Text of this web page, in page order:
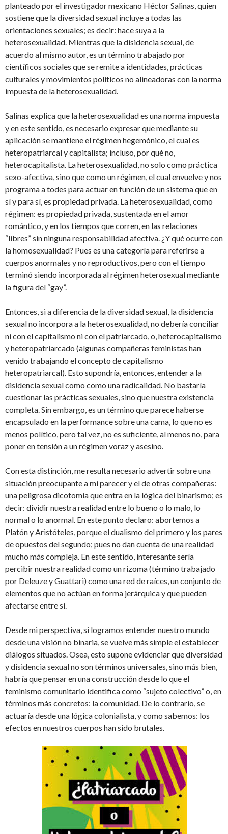
planteado por el investigador mexicano Héctor Salinas, quien
sostiene que la diversidad sexual incluye a todas las
orientaciones sexuales; es decir: hace suya a la
heterosexualidad. Mientras que la disidencia sexual, de
acuerdo al mismo autor, es un término trabajado por
científicos sociales que se remite a identidades, prácticas
culturales y movimientos políticos no alineadoras con la norma
impuesta de la heterosexualidad.
Salinas explica que la heterosexualidad es una norma impuesta
y en este sentido, es necesario expresar que mediante su
aplicación se mantiene el régimen hegemónico, el cual es
heteropatriarcal y capitalista; incluso, por qué no,
heterocapitalista. La heterosexualidad, no solo como práctica
sexo-afectiva, sino que como un régimen, el cual envuelve y nos
programa a todes para actuar en función de un sistema que en
sí y para sí, es propiedad privada. La heterosexualidad, como
régimen: es propiedad privada, sustentada en el amor
romántico, y en los tiempos que corren, en las relaciones
“libres” sin ninguna responsabilidad afectiva. ¿Y qué ocurre con
la homosexualidad? Pues es una categoría para referirse a
cuerpos anormales y no reproductivos, pero con el tiempo
terminó siendo incorporada al régimen heterosexual mediante
la figura del “gay”.
Entonces, si a diferencia de la diversidad sexual, la disidencia
sexual no incorpora a la heterosexualidad, no debería conciliar
ni con el capitalismo ni con el patriarcado, o, heterocapitalismo
y heteropatriarcado (algunas compañeras feministas han
venido trabajando el concepto de capitalismo
heteropatriarcal). Esto supondría, entonces, entender a la
disidencia sexual como como una radicalidad. No bastaría
cuestionar las prácticas sexuales, sino que nuestra existencia
completa. Sin embargo, es un término que parece haberse
encapsulado en la performance sobre una cama, lo que no es
menos político, pero tal vez, no es suficiente, al menos no, para
poner en tensión a un régimen voraz y asesino.
Con esta distinción, me resulta necesario advertir sobre una
situación preocupante a mi parecer y el de otras compañeras:
una peligrosa dicotomía que entra en la lógica del binarismo; es
decir: dividir nuestra realidad entre lo bueno o lo malo, lo
normal o lo anormal. En este punto declaro: abortemos a
Platón y Aristóteles, porque el dualismo del primero y los pares
de opuestos del segundo; pues no dan cuenta de una realidad
mucho más compleja. En este sentido, interesante sería
percibir nuestra realidad como un rizoma (término trabajado
por Deleuze y Guattari) como una red de raíces, un conjunto de
elementos que no actúan en forma jerárquica y que pueden
afectarse entre sí.
Desde mi perspectiva, si logramos entender nuestro mundo
desde una visión no binaria, se vuelve más simple el establecer
diálogos situados. Osea, esto supone evidenciar que diversidad
y disidencia sexual no son términos universales, sino más bien,
habría que pensar en una construcción desde lo que el
feminismo comunitario identifica como “sujeto colectivo” o, en
términos más concretos: la comunidad. De lo contrario, se
actuaría desde una lógica colonialista, y como sabemos: los
efectos en nuestros cuerpos han sido brutales.